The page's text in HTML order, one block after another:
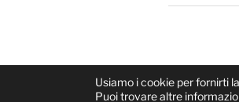
Proudly
Usiamo i cookie per fornirti
Puoi trovare altre